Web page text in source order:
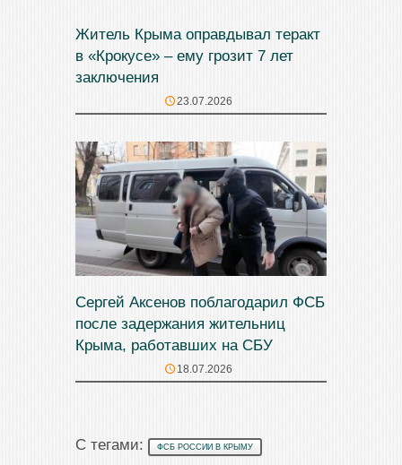
Житель Крыма оправдывал теракт
в «Крокусе» – ему грозит 7 лет
заключения
23.07.2026
Сергей Аксенов поблагодарил ФСБ
после задержания жительниц
Крыма, работавших на СБУ
18.07.2026
С тегами: ФСБ РОССИИ В КРЫМУ